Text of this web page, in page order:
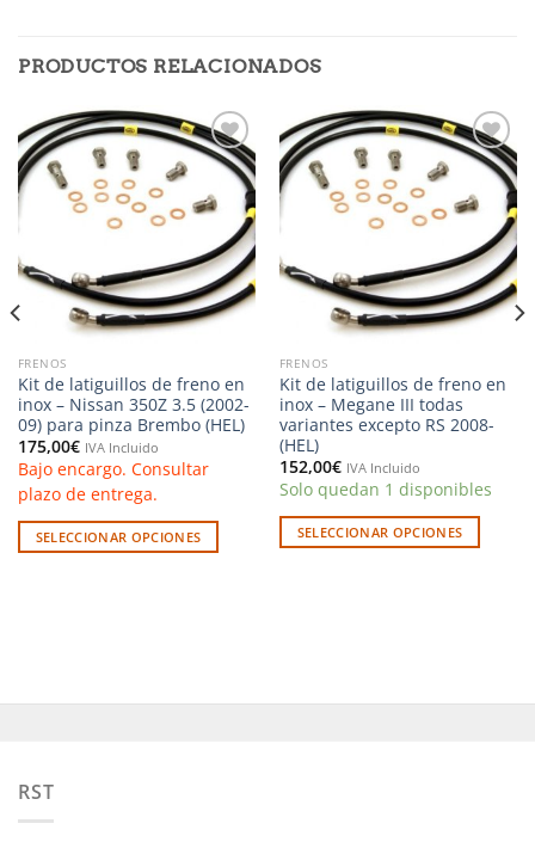
PRODUCTOS RELACIONADOS
Añadir
lista de
deseos
FRENOS
Kit de latiguillos de freno en
inox – Nissan 350Z 3.5 (2002-
09) para pinza Brembo (HEL)
175,00€ IVA Incluido
Bajo encargo. Consultar
plazo de entrega.
SELECCIONAR OPCIONES
elegir
en
Añadir
lista de
deseos
FRENOS
Kit de latiguillos de freno en
inox – Megane III todas
variantes excepto RS 2008-
(HEL)
152,00€ IVA Incluido
Solo quedan 1 disponibles
SELECCIONAR OPCIONES
opciones
RST